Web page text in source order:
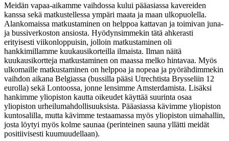
Meidän vapaa-aikamme vaihdossa kului pääasiassa kavereiden
kanssa sekä matkustellessa ympäri maata ja maan ulkopuolella.
Alankomaissa matkustaminen on helppoa kattavan ja toimivan juna-
ja bussiverkoston ansiosta. Hyödynsimmekin tätä ahkerasti
erityisesti viikonloppuisin, jolloin matkustaminen oli
hankkimillamme kuukausikorteilla ilmaista. Ilman näitä
kuukausikortteja matkustaminen on maassa melko hintavaa. Myös
ulkomaille matkustaminen on helppoa ja nopeaa ja pyörähdimmekin
vaihdon aikana Belgiassa (bussilla pääsi Utrechtista Brysseliin 12
eurolla) sekä Lontoossa, jonne lensimme Amsterdamista. Lisäksi
hankimme yliopiston kautta oikeudet käyttää suurinta osaa
yliopiston urheilumahdollisuuksista. Pääasiassa kävimme yliopiston
kuntosalilla, mutta kävimme testaamassa myös yliopiston uimahallin,
josta löytyi myös kolme saunaa (perinteinen sauna yllätti meidät
positiivisesti kuumuudellaan).